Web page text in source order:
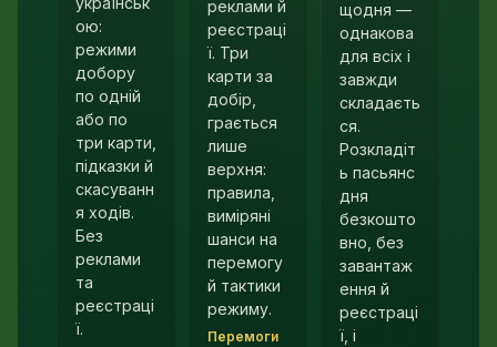
ою:
режими
добору
по одній
або по
три карти,
підказки й
скасуванн
я ходів.
Без
реклами
та
реєстраці
ї.
реклами й
реєстраці
ї. Три
карти за
добір,
грається
лише
верхня:
правила,
виміряні
шанси на
перемогу
й тактики
режиму.
Перемоги
щодня —
однакова
для всіх і
завжди
складаєть
ся.
Розкладіт
ь пасьянс
дня
безкошто
вно, без
завантаж
ення й
реєстраці
ї, і